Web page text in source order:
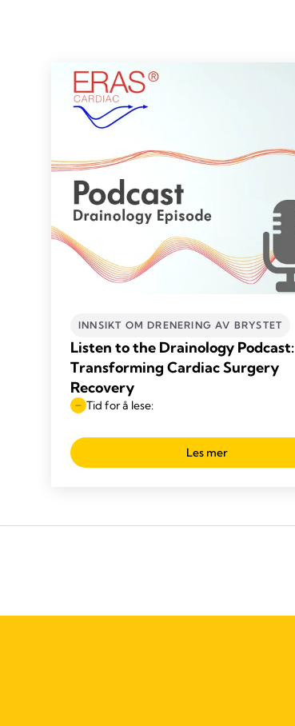
INNSIKT OM DRENERING AV BRYSTET
Listen to the Drainology Podcast:
Transforming Cardiac Surgery
Recovery
Tid for å lese:
Les mer